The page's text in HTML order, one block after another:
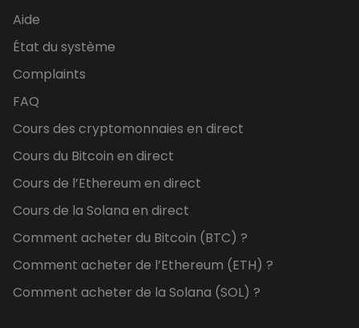
Aide
État du système
Complaints
FAQ
Cours des cryptomonnaies en direct
Cours du Bitcoin en direct
Cours de l’Ethereum en direct
Cours de la Solana en direct
Comment acheter du Bitcoin (BTC) ?
Comment acheter de l’Ethereum (ETH) ?
Comment acheter de la Solana (SOL) ?